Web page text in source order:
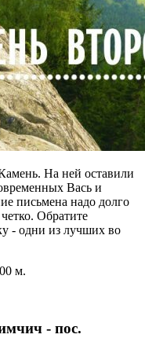
На ней оставили
Вась и
письмена надо долго
Обратите
- одни из лучших во
м.
- пос.